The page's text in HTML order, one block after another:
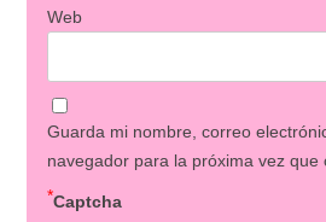
Web
Guarda mi nombre, correo
navegador para la próxima vez que
Captcha
*